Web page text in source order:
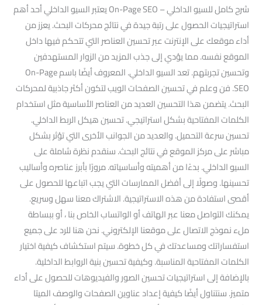
شرح كامل للسيو الداخلي – On-Page SEO يعتبر السيو الداخلي أحد أهم
استراتيجيات الحصول على رتبة جيدة في نتائج محركات البحث. يعزز من
أداء موقعك على الإنترنت عبر تحسين العناصر التي تتحكم فيها داخل
الموقع نفسه. مما يؤدي إلى جذب المزيد من الزوار المستهدفين
وتحسين تجربتهم. تعد السيو الداخلي. المعروف أيضًا باسم On-Page
SEO. فن وعلم في تحسين الصفحات الويب لتكون أكثر جاذبية لمحركات
البحث. يتضمن هذا التحسين العديد من العناصر الأساسية مثل استخدام
الكلمات المفتاحية بشكل استراتيجي. تحسين هيكل الربط الداخلي.
تحسين سرعة التحميل. والعديد من الجوانب الأخرى التي تؤثر بشكل
مباشر على مركز الموقع في نتائج البحث. سنقدم نظرة شاملة على
السيو الداخلي. بدءًا من أهميته وأساسياته. مرورًا بأبرز عناصره وأساليب
تحسينها. وصولًا إلى أفضل الممارسات التي يجب اتباعها للحصول على
أقصى استفادة من هذه الاستراتيجية. الاشتراك معنا سهل وسريع.
يمكنك التواصل معنا عبر الهاتف أو الواتساب الخاص بنا ، أو ببساطة
ملء نموذج الاتصال على موقعنا الإلكتروني. نحن هنا للرد على جميع
استفساراتك ومساعدتك في كل خطوة. سيتم استكشاف كيفية اختيار
الكلمات المفتاحية المناسبة. وكيفية تحسين بنية الروابط الداخلية.
بالإضافة إلى استراتيجيات تحسين الصور والفيديوهات للحصول على أداء
متميز. سنتناول أيضًا كيفية إعداد عناوين الصفحات والوصف الميتا